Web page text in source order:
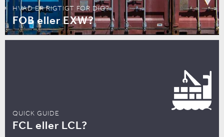
HVAD ER RIGTIGT FOR DIG?
FOB eller EXW?
QUICK GUIDE
FCL eller LCL?